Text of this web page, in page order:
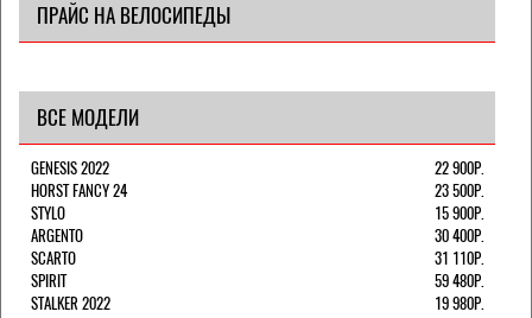
ПРАЙС НА ВЕЛОСИПЕДЫ
ВСЕ МОДЕЛИ
GENESIS 2022
22 900Р.
HORST FANCY 24
23 500Р.
STYLO
15 900Р.
ARGENTO
30 400Р.
SCARTO
31 110Р.
SPIRIT
59 480Р.
STALKER 2022
19 980Р.